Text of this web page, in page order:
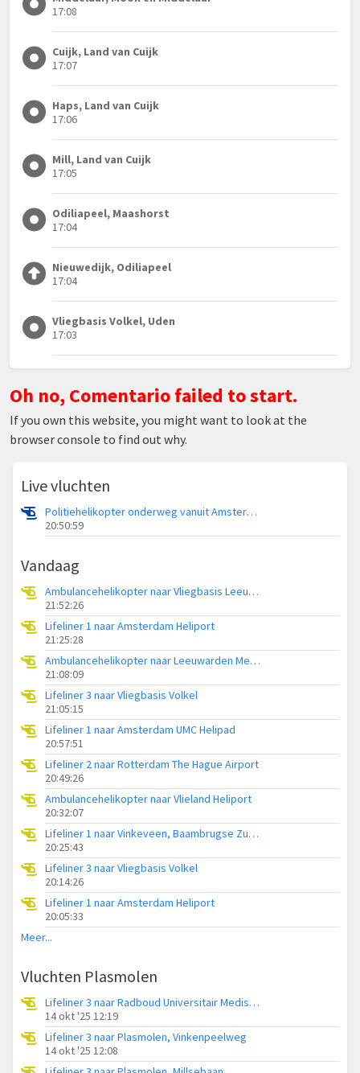
17:08
Cuijk, Land van Cuijk
17:07
Haps, Land van Cuijk
17:06
Mill, Land van Cuijk
17:05
Odiliapeel, Maashorst
17:04
Nieuwedijk, Odiliapeel
17:04
Vliegbasis Volkel, Uden
17:03
Oh no, Comentario failed to start.
If you own this website, you might want to look at the
browser console to find out why.
Live vluchten
Politiehelikopter onderweg vanuit Amsterdam Vliegveld Schiphol
20:50:59
Vandaag
Ambulancehelikopter naar Vliegbasis Leeuwarden
21:52:26
Lifeliner 1 naar Amsterdam Heliport
21:25:28
Ambulancehelikopter naar Leeuwarden Medical Center Heliport
21:08:09
Lifeliner 3 naar Vliegbasis Volkel
21:05:15
Lifeliner 1 naar Amsterdam UMC Helipad
20:57:51
Lifeliner 2 naar Rotterdam The Hague Airport
20:49:26
Ambulancehelikopter naar Vlieland Heliport
20:32:07
Lifeliner 1 naar Vinkeveen, Baambrugse Zuwe
20:25:43
Lifeliner 3 naar Vliegbasis Volkel
20:14:26
Lifeliner 1 naar Amsterdam Heliport
20:05:33
Meer...
Vluchten Plasmolen
Lifeliner 3 naar Radboud Universitair Medisch Centrum, Bosweg langs Sint Jansberg
14 okt '25 12:19
Lifeliner 3 naar Plasmolen, Vinkenpeelweg
14 okt '25 12:08